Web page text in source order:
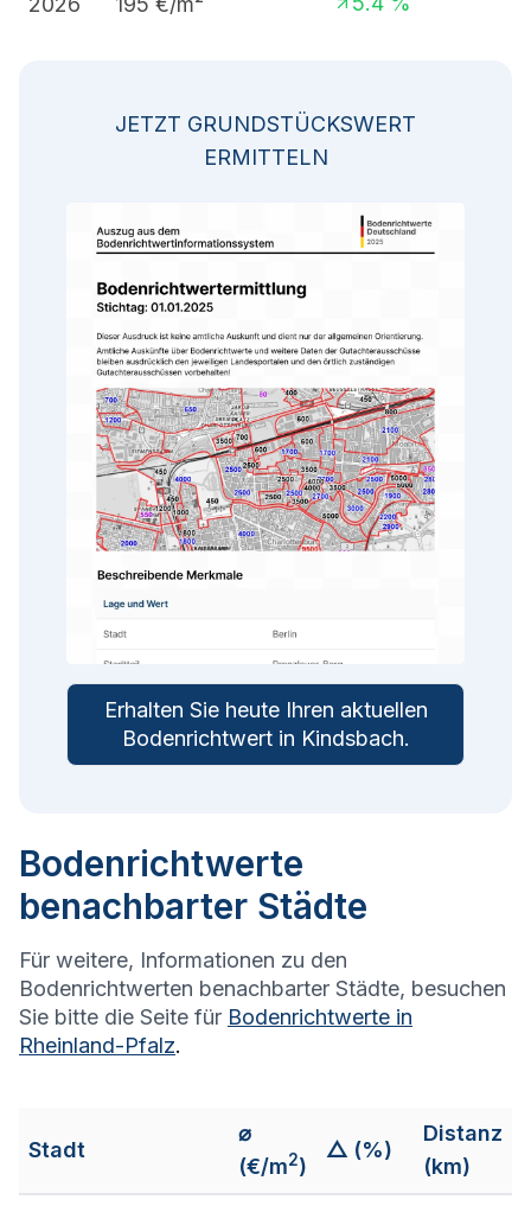
JETZT GRUNDSTÜCKSWERT
ERMITTELN
Erhalten Sie heute Ihren aktuellen
Bodenrichtwert in Kindsbach.
Bodenrichtwerte
benachbarter Städte
Für weitere, Informationen zu den
Bodenrichtwerten benachbarter Städte, besuchen
Sie bitte die Seite für Bodenrichtwerte in
Rheinland-Pfalz.
Stadt
⌀
(€/m2)
△ (%)
Distanz
(km)